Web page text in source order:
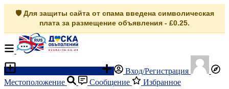
🛡️ Для защиты сайта от спама введена символическая
плата за размещение объявления - £0.25.
Вход/Регистрация
Местоположение
Сообщение Избранное